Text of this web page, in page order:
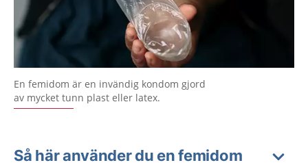
En femidom är en invändig kondom gjord
av mycket tunn plast eller latex.
Så här använder du en femidom